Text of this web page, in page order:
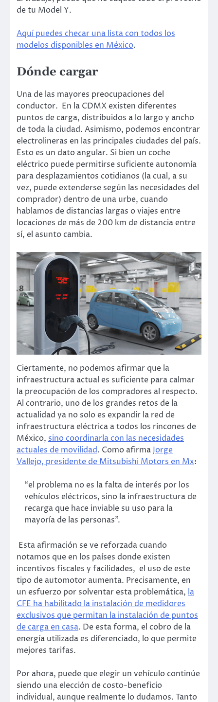
de tu Model Y.
Aquí puedes checar una lista con todos los
modelos disponibles en México.
Dónde cargar
Una de las mayores preocupaciones del
conductor. En la CDMX existen diferentes
puntos de carga, distribuidos a lo largo y ancho
de toda la ciudad. Asimismo, podemos encontrar
electrolineras en las principales ciudades del país.
Esto es un dato angular. Si bien un coche
eléctrico puede permitirse suficiente autonomía
para desplazamientos cotidianos (la cual, a su
vez, puede extenderse según las necesidades del
comprador) dentro de una urbe, cuando
hablamos de distancias largas o viajes entre
locaciones de más de 200 km de distancia entre
sí, el asunto cambia.
Ciertamente, no podemos afirmar que la
infraestructura actual es suficiente para calmar
la preocupación de los compradores al respecto.
Al contrario, uno de los grandes retos de la
actualidad ya no solo es expandir la red de
infraestructura eléctrica a todos los rincones de
México, sino coordinarla con las necesidades
actuales de movilidad. Como afirma Jorge
Vallejo, presidente de Mitsubishi Motors en Mx:
“el problema no es la falta de interés por los
vehículos eléctricos, sino la infraestructura de
recarga que hace inviable su uso para la
mayoría de las personas”.
Esta afirmación se ve reforzada cuando
notamos que en los países donde existen
incentivos fiscales y facilidades, el uso de este
tipo de automotor aumenta. Precisamente, en
un esfuerzo por solventar esta problemática, la
CFE ha habilitado la instalación de medidores
exclusivos que permitan la instalación de puntos
de carga en casa. De esta forma, el cobro de la
energía utilizada es diferenciado, lo que permite
mejores tarifas.
Por ahora, puede que elegir un vehículo continúe
siendo una elección de costo-beneficio
individual, aunque realmente lo dudamos. Tanto